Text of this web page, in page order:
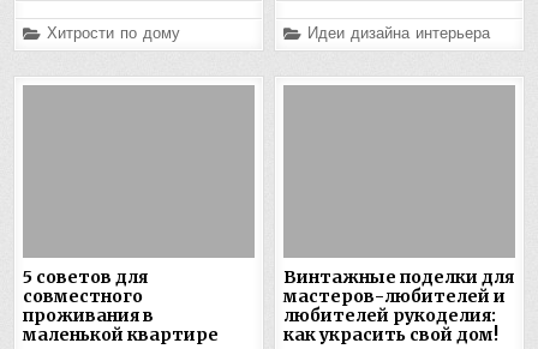
Posted
in
Хитрости по дому Posted
in
Идеи дизайна интерьера
5 советов для
совместного
проживания в
маленькой квартире
Винтажные поделки для
мастеров-любителей и
любителей рукоделия:
как украсить свой дом!